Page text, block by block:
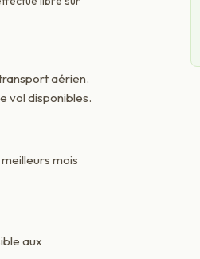
aérien.
vol disponibles.
mois
aux